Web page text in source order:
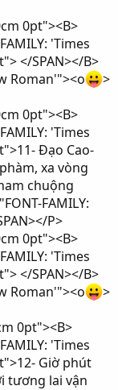
0pt"><B>
'Times
</SPAN></B>
Roman'"><o
>
0pt"><B>
'Times
Đạo Cao-
xa vòng
chuộng
FAMILY:
P>
0pt"><B>
'Times
</SPAN></B>
Roman'"><o
>
0pt"><B>
'Times
Giờ phút
tương lai vận